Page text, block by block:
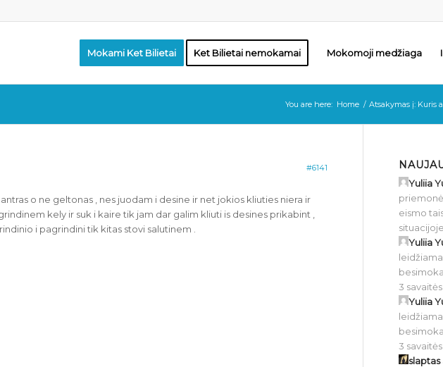
Mokami Ket Bilietai Ket Bilietai nemokamai Mokomoji medžiaga
You are here: Home / Atsakymas į: Kuris
#6141
o ne geltonas , nes juodam i desine ir net jokios kliuties niera ir
kely ir suk i kaire tik jam dar galim kliuti is desines prikabint ,
i pagrindini tik kitas stovi salutinem .
Yuliia
eismo
Yuliia
3 savaitės
Yuliia
3 savaitės
slaptas